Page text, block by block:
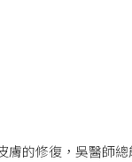
的修復，吳醫師